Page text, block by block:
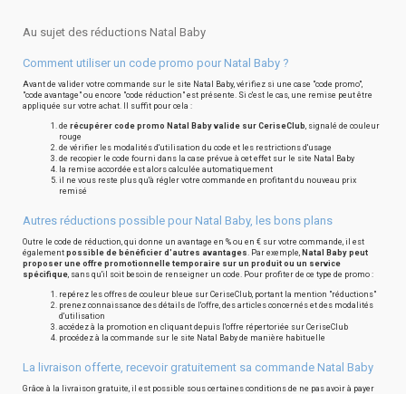
Au sujet des réductions Natal Baby
Comment utiliser un code promo pour Natal Baby ?
Avant de valider votre commande sur le site Natal Baby, vérifiez si une case "code promo",
"code avantage" ou encore "code réduction" est présente. Si c'est le cas, une remise peut être
appliquée sur votre achat. Il suffit pour cela :
de récupérer code promo Natal Baby valide sur CeriseClub, signalé de couleur
rouge
de vérifier les modalités d'utilisation du code et les restrictions d'usage
de recopier le code fourni dans la case prévue à cet effet sur le site Natal Baby
la remise accordée est alors calculée automatiquement
il ne vous reste plus qu'à régler votre commande en profitant du nouveau prix
remisé
Autres réductions possible pour Natal Baby, les bons plans
Outre le code de réduction, qui donne un avantage en % ou en € sur votre commande, il est
également possible de bénéficier d'autres avantages. Par exemple, Natal Baby peut
proposer une offre promotionnelle temporaire sur un produit ou un service
spécifique, sans qu'il soit besoin de renseigner un code. Pour profiter de ce type de promo :
repérez les offres de couleur bleue sur CeriseClub, portant la mention "réductions"
prenez connaissance des détails de l'offre, des articles concernés et des modalités
d'utilisation
accédez à la promotion en cliquant depuis l'offre répertoriée sur CeriseClub
procédez à la commande sur le site Natal Baby de manière habituelle
La livraison offerte, recevoir gratuitement sa commande Natal Baby
Grâce à la livraison gratuite, il est possible sous certaines conditions de ne pas avoir à payer